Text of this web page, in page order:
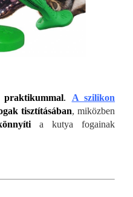
praktikummal.
A szilikon
tisztításában, miközben
a kutya fogainak